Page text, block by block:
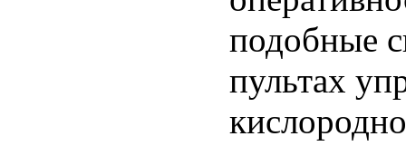
подобные
пультах